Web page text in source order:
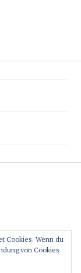
Cookies. Wenn du
von Cookies